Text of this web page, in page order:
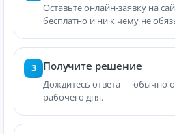
Оставьте онлайн-заявку на
бесплатно и ни к чему не
3 Получите решение
Дождитесь ответа — обычно
рабочего дня.